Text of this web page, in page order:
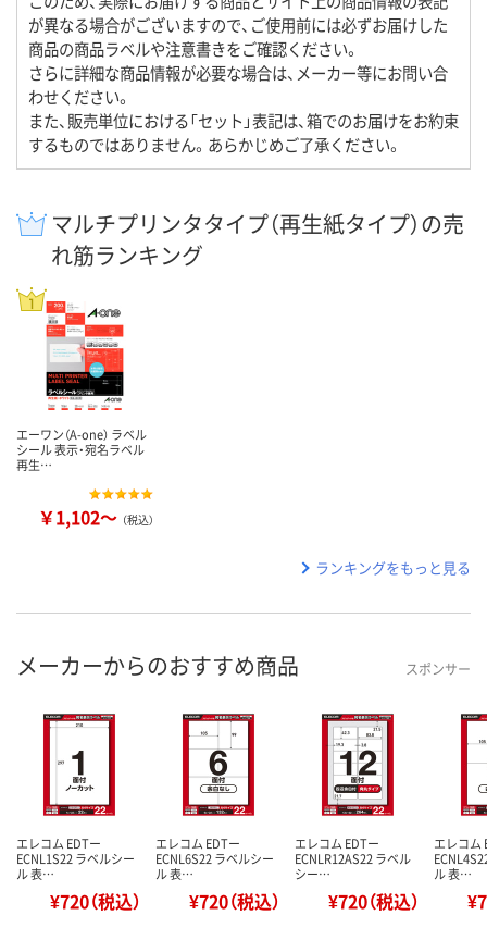
が異なる場合がございますので、ご使用前には必ずお届けした
商品の商品ラベルや注意書きをご確認ください。
さらに詳細な商品情報が必要な場合は、メーカー等にお問い合
わせください。
また、販売単位における「セット」表記は、箱でのお届けをお約束
するものではありません。あらかじめご了承ください。
マルチプリンタタイプ（再生紙タイプ）の売
れ筋ランキング
エーワン（A-one） ラベル
シール 表示・宛名ラベル
再生…
￥1,102～ （税込）
ランキングをもっと見る
メーカーからのおすすめ商品 スポンサー
エレコム EDTー
ECNL1S22 ラベルシー
ル 表…
¥720（税込）
エレコム EDTー
ECNL6S22 ラベルシー
ル 表…
¥720（税込）
エレコム EDTー
ECNLR12AS22 ラベル
シー…
¥720（税込）
エレコム
ル 表…